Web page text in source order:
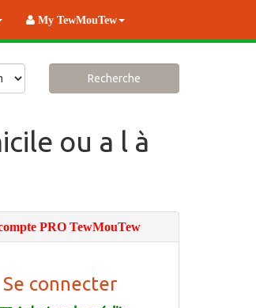
My TewMouTew
Recherche
ou a l à
PRO TewMouTew
Se connecter